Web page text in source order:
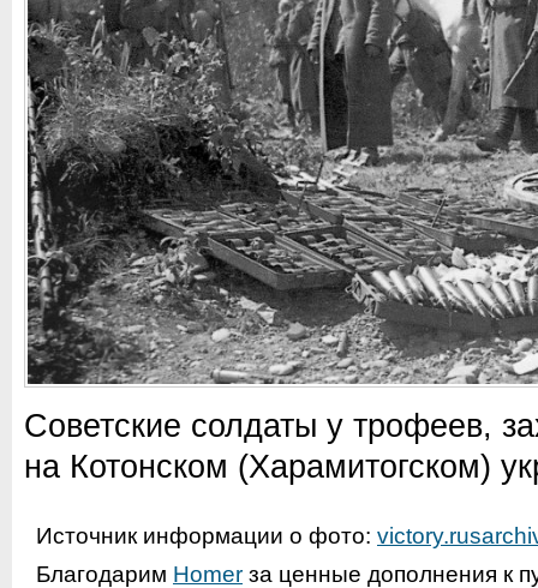
Советские солдаты у трофеев,
на Котонском (Харамитогском)
Источник информации о фото:
Благодарим Homer за ценные дополнения к